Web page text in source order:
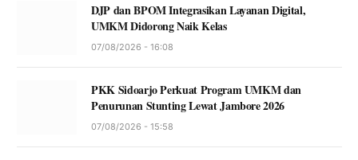
DJP dan BPOM Integrasikan Layanan Digital,
UMKM Didorong Naik Kelas
07/08/2026 - 16:08
PKK Sidoarjo Perkuat Program UMKM dan
Penurunan Stunting Lewat Jambore 2026
07/08/2026 - 15:58